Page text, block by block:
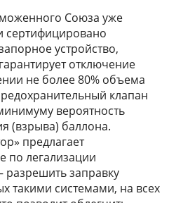
Союза уже
сертифицировано
устройство,
отключение
не более 80% объема
клапан
вероятность
(взрыва) баллона.
предлагает
по легализации
заправку
такими системами, на всех